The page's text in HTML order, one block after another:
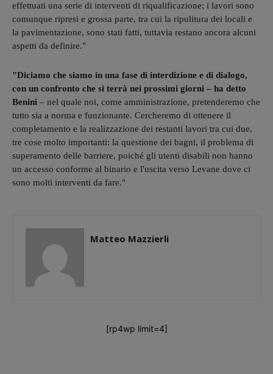
effettuati una serie di interventi di riqualificazione; i lavori sono
comunque ripresi e grossa parte, tra cui la ripulitura dei locali e
la pavimentazione, sono stati fatti, tuttavia restano ancora alcuni
aspetti da definire."
"Diciamo che siamo in una fase di interdizione e di dialogo,
con un confronto che si terrà nei prossimi giorni – ha detto
Benini – nel quale noi, come amministrazione, pretenderemo che
tutto sia a norma e funzionante. Cercheremo di ottenere il
completamento e la realizzazione dei restanti lavori tra cui due,
tre cose molto importanti: la questione dei bagni, il problema di
superamento delle barriere, poiché gli utenti disabili non hanno
un accesso conforme al binario e l'uscita verso Levane dove ci
sono molti interventi da fare."
Matteo Mazzierli
[rp4wp limit=4]